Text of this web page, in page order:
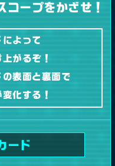
コープをかざせ！
よって
がるぞ！
表面と裏面で
化する！
ード